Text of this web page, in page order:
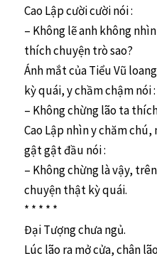
Cao Lập cười cười nói :
– Không lẽ anh không
thích chuyện trò sao?
Ánh mắt của Tiểu Vũ
kỳ quái, y chầm chậm nói :
– Không chừng lão ta
Cao Lập nhìn y chăm
gật gật đầu nói :
– Không chừng là vậy,
chuyện thật kỳ quái.
* * * * *
Đại Tượng chưa ngủ.
Lúc lão ra mở cửa, chân